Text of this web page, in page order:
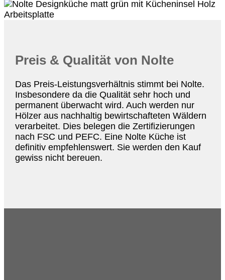
Preis & Qualität von Nolte
Das Preis-Leistungsverhältnis stimmt bei Nolte.
Insbesondere da die Qualität sehr hoch und
permanent überwacht wird. Auch werden nur
Hölzer aus nachhaltig bewirtschafteten Wäldern
verarbeitet. Dies belegen die Zertifizierungen
nach FSC und PEFC. Eine Nolte Küche ist
definitiv empfehlenswert. Sie werden den Kauf
gewiss nicht bereuen.